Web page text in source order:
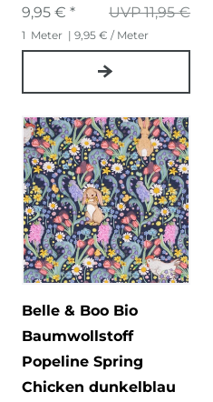
UVP 11,95 €
9,95 € *
1 Meter | 9,95 € / Meter
Belle & Boo Bio
Baumwollstoff
Popeline Spring
Chicken dunkelblau